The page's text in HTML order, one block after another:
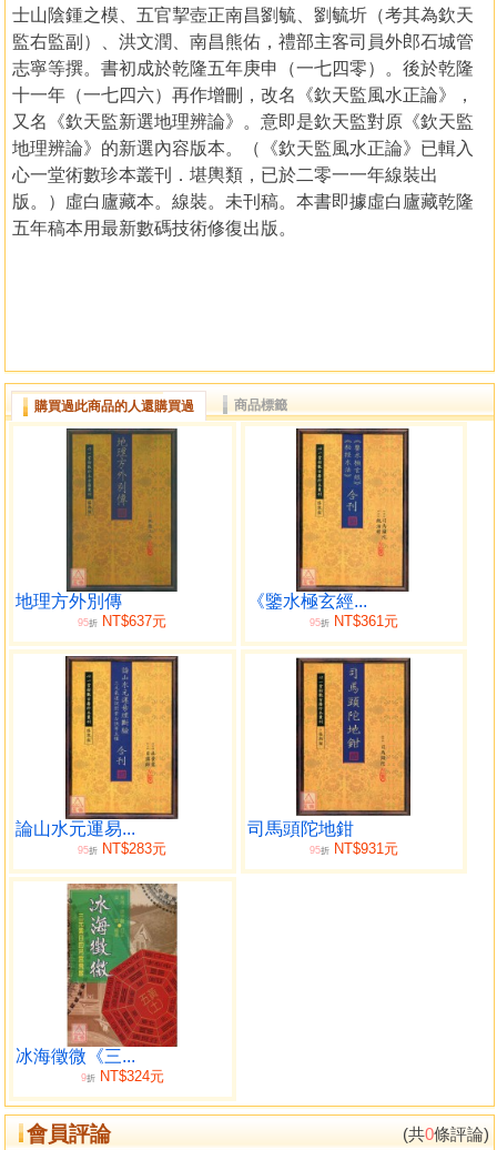
士山陰鍾之模、五官挈壺正南昌劉毓、劉毓圻（考其為欽天
監右監副）、洪文潤、南昌熊佑，禮部主客司員外郎石城管
志寧等撰。書初成於乾隆五年庚申（一七四零）。後於乾隆
十一年（一七四六）再作增刪，改名《欽天監風水正論》，
又名《欽天監新選地理辨論》。意即是欽天監對原《欽天監
地理辨論》的新選內容版本。（《欽天監風水正論》已輯入
心一堂術數珍本叢刊．堪輿類，已於二零一一年線裝出
版。）虛白廬藏本。線裝。未刊稿。本書即據虛白廬藏乾隆
五年稿本用最新數碼技術修復出版。
購買過此商品的人還購買過 商品標籤
地理方外別傳
95折 NT$637元
《鑒水極玄經...
95折NT$361元
論山水元運易...
95折 NT$283元
司馬頭陀地鉗
95折NT$931元
冰海徵微《三...
9折NT$324元
會員評論 (共0條評論)